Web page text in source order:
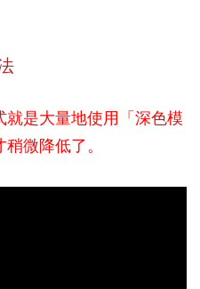
是大量地使用「深色模
微降低了。